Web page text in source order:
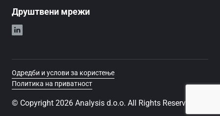
Друштвени мрежи
Одредби и услови за користење
Политика на приватност
© Copyright 2026 Analysis d.o.o. All Rights Reserved.